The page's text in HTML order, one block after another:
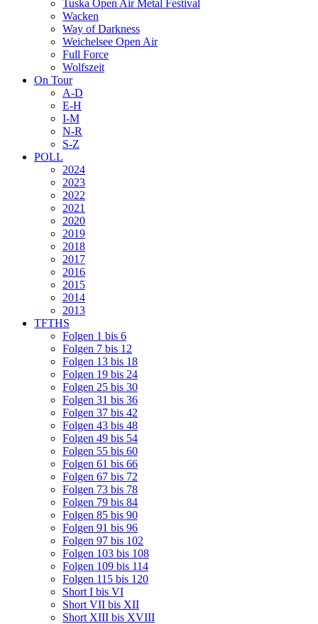
Tuska Open Air Metal Festival
Wacken
Way of Darkness
Weichelsee Open Air
Full Force
Wolfszeit
On Tour
A-D
E-H
I-M
N-R
S-Z
POLL
2024
2023
2022
2021
2020
2019
2018
2017
2016
2015
2014
2013
TFTHS
Folgen 1 bis 6
Folgen 7 bis 12
Folgen 13 bis 18
Folgen 19 bis 24
Folgen 25 bis 30
Folgen 31 bis 36
Folgen 37 bis 42
Folgen 43 bis 48
Folgen 49 bis 54
Folgen 55 bis 60
Folgen 61 bis 66
Folgen 67 bis 72
Folgen 73 bis 78
Folgen 79 bis 84
Folgen 85 bis 90
Folgen 91 bis 96
Folgen 97 bis 102
Folgen 103 bis 108
Folgen 109 bis 114
Folgen 115 bis 120
Short I bis VI
Short VII bis XII
Short XIII bis XVIII